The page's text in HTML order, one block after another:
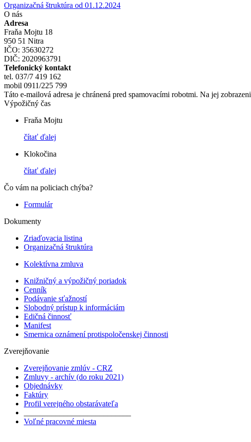
Organizačná štruktúra od 01.12.2024
O nás
Adresa
Fraňa Mojtu 18
950 51 Nitra
IČO: 35630272
DIČ: 2020963791
Telefonický kontakt
tel. 037/7 419 162
mobil 0911/225 799
Táto e-mailová adresa je chránená pred spamovacími robotmi. Na jej
Výpožičný čas
Fraňa Mojtu
čítať ďalej
Klokočina
čítať ďalej
Čo vám na policiach chýba?
Formulár
Dokumenty
Zriaďovacia listina
Organizačná štruktúra
Kolektívna zmluva
Knižničný a výpožičný poriadok
Cenník
Podávanie sťažností
Slobodný prístup k informáciám
Edičná činnosť
Manifest
Smernica oznámení protispoločenskej činnosti
Zverejňovanie
Zverejňovanie zmlúv - CRZ
Zmluvy - archív (do roku 2021)
Objednávky
Faktúry
Profil verejného obstarávateľa
Voľné pracovné miesta